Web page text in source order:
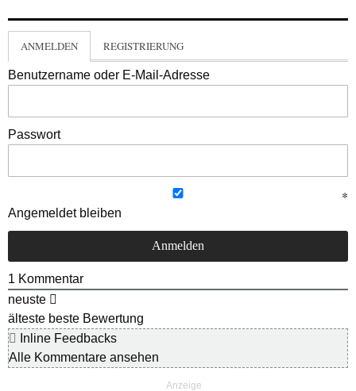
ANMELDEN REGISTRIERUNG
Benutzername oder E-Mail-Adresse
Passwort
Angemeldet bleiben
1 Kommentar
neuste
älteste beste Bewertung
Inline Feedbacks
Alle Kommentare ansehen